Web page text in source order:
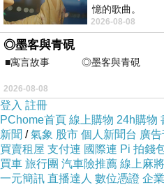
位於新潟的範圍之內、
成為當地旅遊的最佳落腳
輕鬆前往市區內各大旅遊
憶的歌曲。
2026-08-08
◎墨客與青硯
■寓言故事 ◎墨客與青硯
⊕潘文良
的墨客，在京城的古玩肆裡
2026-08-08
登入 註冊
PChome首頁 線上購物 24h購物
新聞 /氣象 股市 個人新聞台 廣
買賣租屋 支付連 國際連 Pi 拍錢
買車 旅行團 汽車險推薦 線上麻將
一元簡訊 直播達人 數位憑證 企